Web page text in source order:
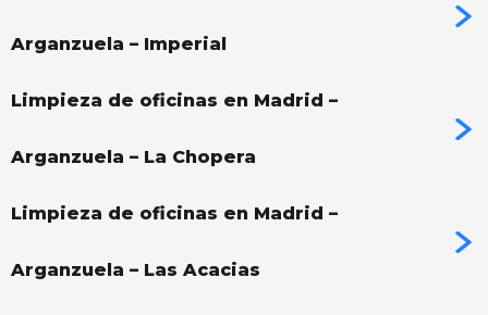
Arganzuela – Imperial
Limpieza de oficinas en Madrid –
Arganzuela – La Chopera
Limpieza de oficinas en Madrid –
Arganzuela – Las Acacias